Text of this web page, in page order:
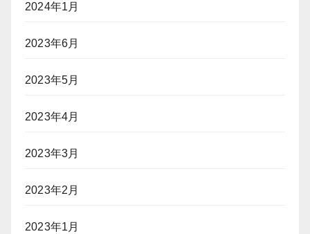
2024年1月
2023年6月
2023年5月
2023年4月
2023年3月
2023年2月
2023年1月